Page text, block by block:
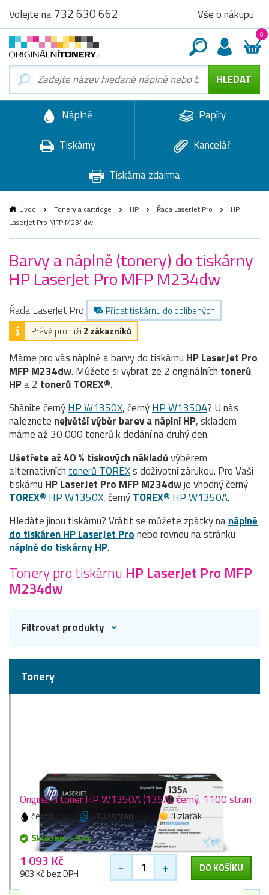
Volejte na732 630 662 Vše o nákupu
0
Náplně
Papíry
Tiskárny
Kancelář
Tiskárna zdarma
Úvod Tonery a cartridge HP Řada LaserJet Pro
HP
LaserJet Pro MFP M234dw
Barvy a náplně (tonery) do tiskárny
HP LaserJet Pro MFP M234dw
Řada LaserJet Pro
Přidat tiskárnu do oblíbených
Právě prohlíží2 zákazníků
Máme pro vás náplně a barvy do tiskárnu HP LaserJet Pro
MFP M234dw. Můžete si vybrat ze 2 originálních tonerů
HPa 2 tonerů TOREX®.
Sháníte černýHP W1350X, černýHP W1350A? U nás
naleznete největší výběr barev a náplní HP, skladem
máme až 30 000 tonerů k dodání na druhý den.
Ušetřete až 40 % tiskových nákladůvýběrem
alternativních tonerů TOREXs doživotní zárukou. Pro Vaši
tiskárnu HP LaserJet Pro MFP M234dwje vhodný černý
TOREX® HP W1350X, černýTOREX® HP W1350A.
Hledáte jinou tiskárnu? Vrátit se můžete zpátky nanáplně
do tiskáren HP LaserJet Pronebo rovnou na stránku
náplně do tiskárny HP.
Tonery pro tiskárnu HP LaserJet Pro MFP
M234dw
Filtrovat produkty
Tonery
Originální toner HP W1350A (135A), černý, 1100 stran
černá 1100 stran
1 zlaťák
Skladem > 9 ks
1 093 Kč
903 Kč bez DPH - + DO KOŠÍKU